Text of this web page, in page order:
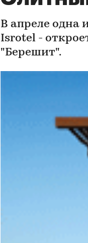
В апреле одна
Isrotel -
"Берешит".